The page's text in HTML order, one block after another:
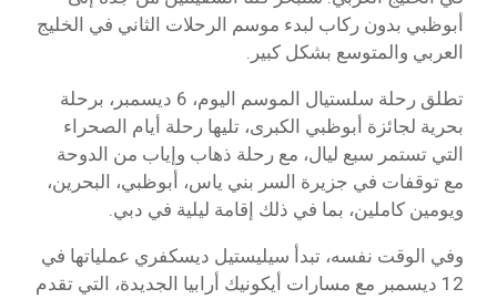
أبوظبي بدون ركاب لبدء موسم الرحلات الثاني في الخليج
العربي والمتوسع بشكل كبير.
تطلق رحلة سلستيال الموسم اليوم، 6 ديسمبر، برحلة
بحرية لجائزة أبوظبي الكبرى، تليها رحلة أيام الصحراء
التي تستمر سبع ليال، مع رحلة ذهاب وإياب من الدوحة
مع توقفات في جزيرة السر بني ياس، أبوظبي، البحرين،
ويومين كاملين، بما في ذلك إقامة ليلية في دبي.
وفي الوقت نفسه، تبدأ سيليستيل ديسكفري عملياتها في
12 ديسمبر مع مسارات أيكونيك أرابيا الجديدة، التي تقدم